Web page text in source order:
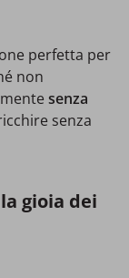
perfetta per
non
senza
senza
gioia dei